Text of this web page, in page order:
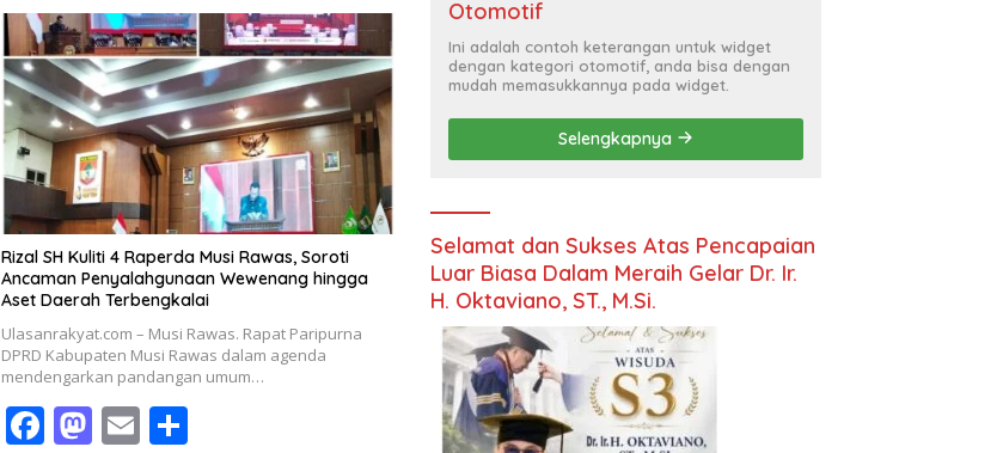
b
o
o
k
d
o
n
l e
Rizal SH Kuliti 4 Raperda Musi Rawas, Soroti
Ancaman Penyalahgunaan Wewenang hingga
Aset Daerah Terbengkalai
Ulasanrakyat.com – Musi Rawas. Rapat Paripurna
DPRD Kabupaten Musi Rawas dalam agenda
mendengarkan pandangan umum…
F M E S
Otomotif
Ini adalah contoh keterangan untuk widget
dengan kategori otomotif, anda bisa dengan
mudah memasukkannya pada widget.
Selengkapnya
Selamat dan Sukses Atas Pencapaian
Luar Biasa Dalam Meraih Gelar Dr. Ir.
H. Oktaviano, ST., M.Si.